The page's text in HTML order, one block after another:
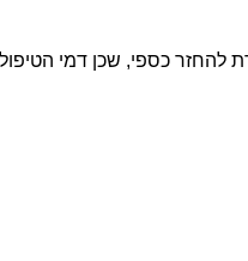
או כל בקשה אחרת להחזר כספי,